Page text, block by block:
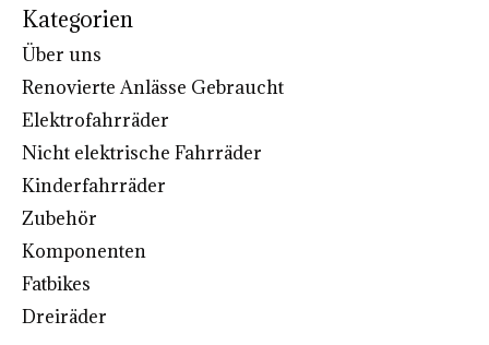
Kategorien
Über uns
Renovierte Anlässe Gebraucht
Elektrofahrräder
Nicht elektrische Fahrräder
Kinderfahrräder
Zubehör
Komponenten
Fatbikes
Dreiräder